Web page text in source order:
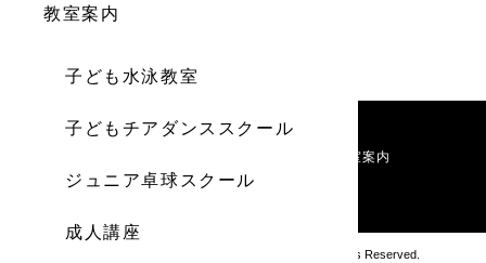
教室案内
子ども水泳教室
子どもチアダンススクール
ジュニア卓球スクール
成人講座
教室案内
お問い合わせ
Copyright アブロス沼ノ端スポーツセンター All Rights Reserved.